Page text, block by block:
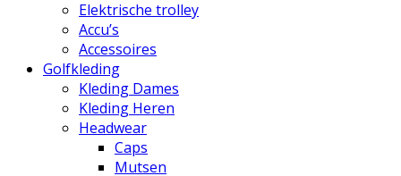
Elektrische trolley
Accu’s
Accessoires
Golfkleding
Kleding Dames
Kleding Heren
Headwear
Caps
Mutsen